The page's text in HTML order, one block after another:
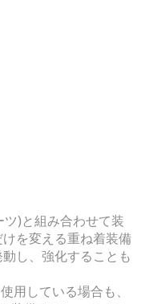
)と組み合わせて装
を変える重ね着装備
し、強化することも
用している場合も、